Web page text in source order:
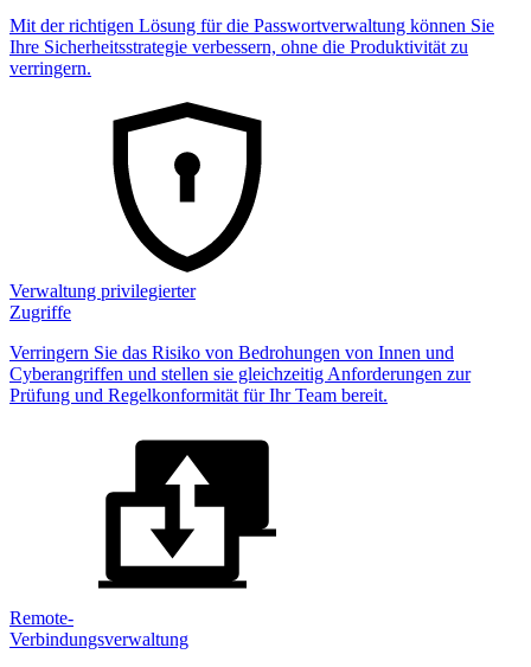
Mit der richtigen Lösung für die Passwortverwaltung können Sie
Ihre Sicherheitsstrategie verbessern, ohne die Produktivität zu
verringern.
Verwaltung privilegierter
Zugriffe
Verringern Sie das Risiko von Bedrohungen von Innen und
Cyberangriffen und stellen sie gleichzeitig Anforderungen zur
Prüfung und Regelkonformität für Ihr Team bereit.
Remote-
Verbindungsverwaltung